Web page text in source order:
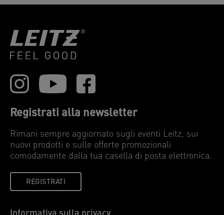
Registrati alla newsletter
Rimani sempre aggiornato sugli eventi Leitz, sui
nuovi prodotti e sulle offerte promozionali
comodamente dalla tua casella di posta elettronica.
REGISTRATI